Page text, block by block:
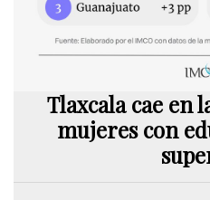
Tlaxcala cae en
mujeres con